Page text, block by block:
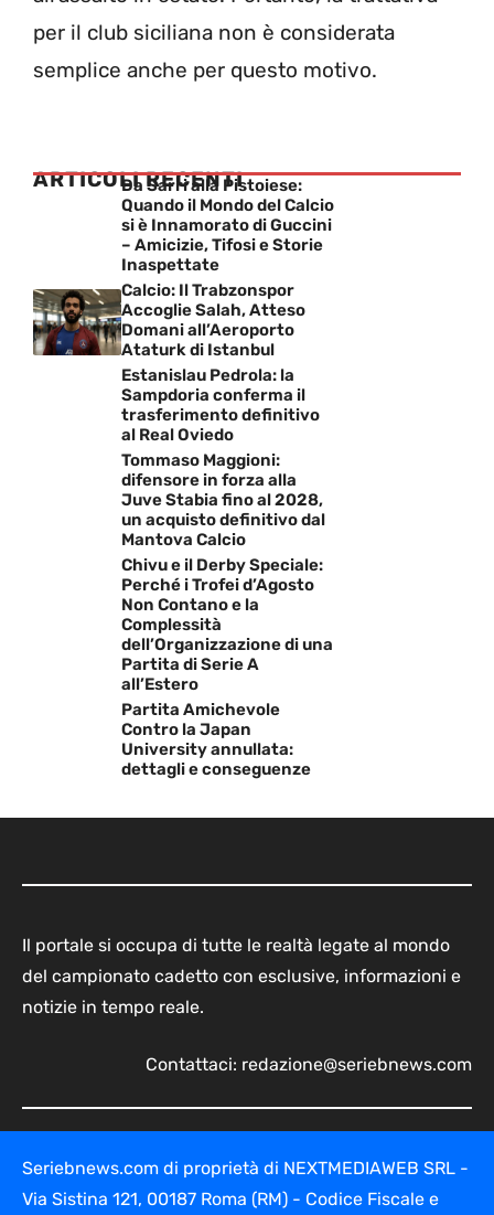
per il club siciliana non è considerata
semplice anche per questo motivo.
ARTICOLI RECENTI
Da Sarri alla Pistoiese:
Quando il Mondo del Calcio
si è Innamorato di Guccini
– Amicizie, Tifosi e Storie
Inaspettate
Calcio: Il Trabzonspor
Accoglie Salah, Atteso
Domani all’Aeroporto
Ataturk di Istanbul
Estanislau Pedrola: la
Sampdoria conferma il
trasferimento definitivo
al Real Oviedo
Tommaso Maggioni:
difensore in forza alla
Juve Stabia fino al 2028,
un acquisto definitivo dal
Mantova Calcio
Chivu e il Derby Speciale:
Perché i Trofei d’Agosto
Non Contano e la
Complessità
dell’Organizzazione di una
Partita di Serie A
all’Estero
Partita Amichevole
Contro la Japan
University annullata:
dettagli e conseguenze
Il portale si occupa di tutte le realtà legate al mondo
del campionato cadetto con esclusive, informazioni e
notizie in tempo reale.
Contattaci: redazione@seriebnews.com
Seriebnews.com di proprietà di NEXTMEDIAWEB SRL -
Via Sistina 121, 00187 Roma (RM) - Codice Fiscale e